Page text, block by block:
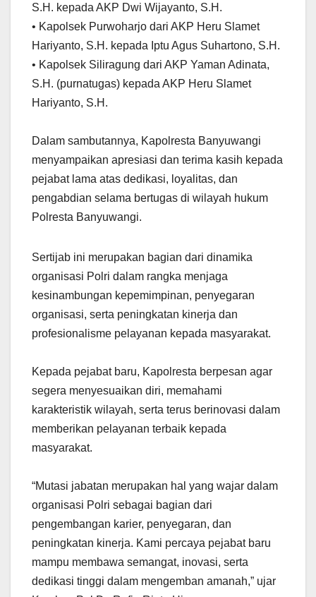
S.H. kepada AKP Dwi Wijayanto, S.H.
• Kapolsek Purwoharjo dari AKP Heru Slamet
Hariyanto, S.H. kepada Iptu Agus Suhartono, S.H.
• Kapolsek Siliragung dari AKP Yaman Adinata,
S.H. (purnatugas) kepada AKP Heru Slamet
Hariyanto, S.H.
Dalam sambutannya, Kapolresta Banyuwangi
menyampaikan apresiasi dan terima kasih kepada
pejabat lama atas dedikasi, loyalitas, dan
pengabdian selama bertugas di wilayah hukum
Polresta Banyuwangi.
Sertijab ini merupakan bagian dari dinamika
organisasi Polri dalam rangka menjaga
kesinambungan kepemimpinan, penyegaran
organisasi, serta peningkatan kinerja dan
profesionalisme pelayanan kepada masyarakat.
Kepada pejabat baru, Kapolresta berpesan agar
segera menyesuaikan diri, memahami
karakteristik wilayah, serta terus berinovasi dalam
memberikan pelayanan terbaik kepada
masyarakat.
“Mutasi jabatan merupakan hal yang wajar dalam
organisasi Polri sebagai bagian dari
pengembangan karier, penyegaran, dan
peningkatan kinerja. Kami percaya pejabat baru
mampu membawa semangat, inovasi, serta
dedikasi tinggi dalam mengemban amanah,” ujar